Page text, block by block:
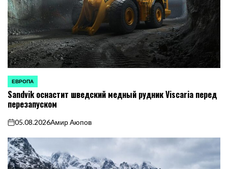
ОПУБЛИКОВАНО
В
ЕВРОПА
Sandvik оснастит шведский медный рудник Viscaria перед
перезапуском
on
05.08.2026Амир Аюпов